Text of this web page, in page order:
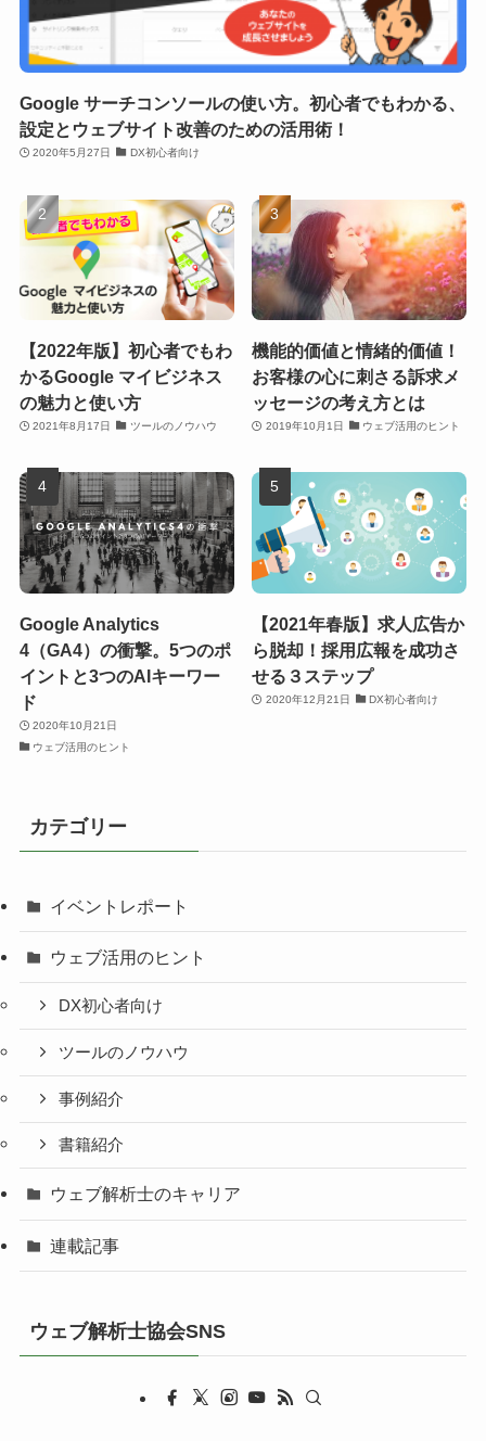
Google サーチコンソールの使い方。初心者でもわかる、
設定とウェブサイト改善のための活用術！
2020年5月27日 DX初心者向け
【2022年版】初心者でもわ
かるGoogle マイビジネス
の魅力と使い方
2021年8月17日 ツールのノウハウ
機能的価値と情緒的価値！
お客様の心に刺さる訴求メ
ッセージの考え方とは
2019年10月1日 ウェブ活用のヒント
Google Analytics
4（GA4）の衝撃。5つのポ
イントと3つのAIキーワー
ド
2020年10月21日
ウェブ活用のヒント
【2021年春版】求人広告か
ら脱却！採用広報を成功さ
せる３ステップ
2020年12月21日 DX初心者向け
カテゴリー
イベントレポート
ウェブ活用のヒント
DX初心者向け
ツールのノウハウ
事例紹介
書籍紹介
ウェブ解析士のキャリア
連載記事
ウェブ解析士協会SNS